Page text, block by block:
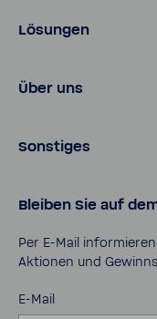
Lösungen
Produkte für Zuhause
Lösungen für
Über uns
Über BWT
Pro Portal
Kontakt
Sonstiges
AGB
Impressum
Cookies
Bleiben Sie auf
Per E-​Mail
Aktionen und
E-Mail